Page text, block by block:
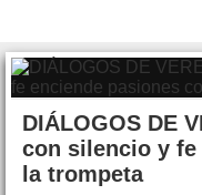
DIÁLOGOS DE
con silencio y fe
la trompeta